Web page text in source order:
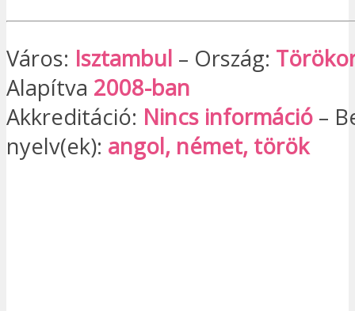
Város: Isztambul – Ország:
Alapítva 2008-ban
Akkreditáció: Nincs információ –
nyelv(ek): angol, német, török